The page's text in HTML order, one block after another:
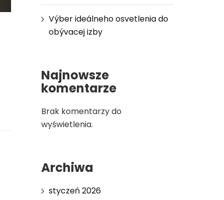
Výber ideálneho osvetlenia do
obývacej izby
Najnowsze
komentarze
Brak komentarzy do
wyświetlenia.
Archiwa
styczeń 2026